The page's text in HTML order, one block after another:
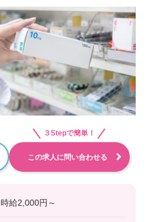
３Stepで簡単！
この求人に問い合わせる
時給2,000円～